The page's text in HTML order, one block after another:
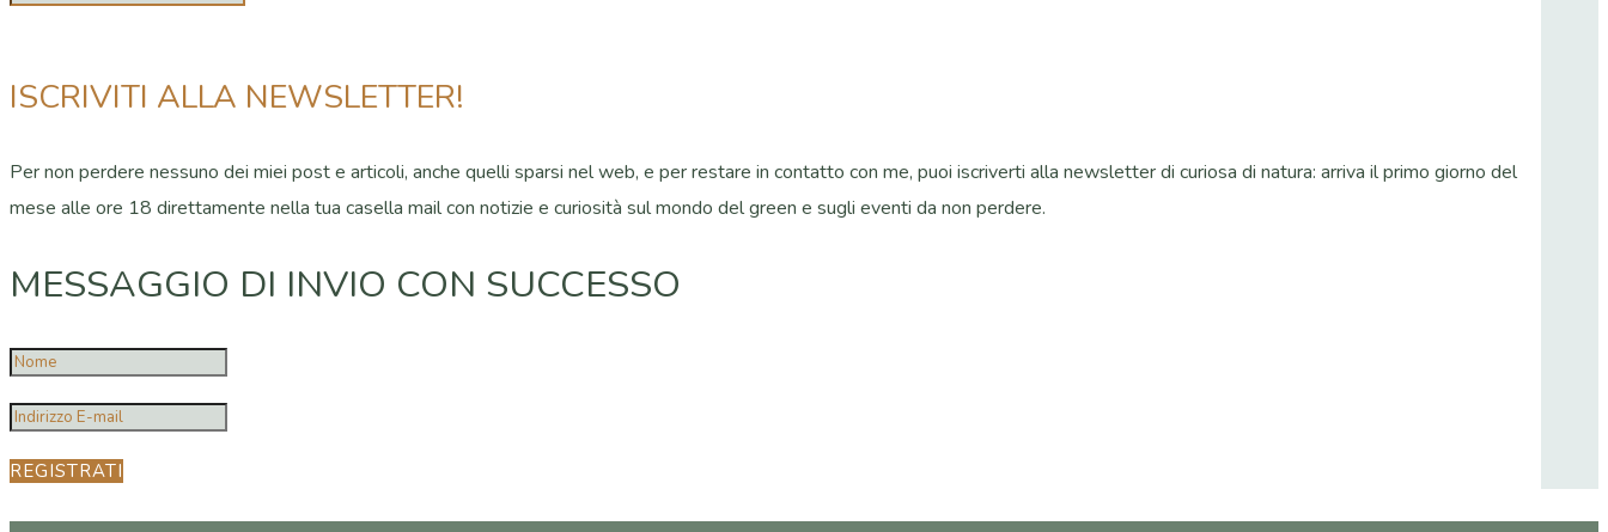
ISCRIVITI ALLA NEWSLETTER!
Per non perdere nessuno dei miei post e articoli, anche quelli sparsi nel web, e per restare in contatto con me, puoi iscriverti alla newsletter di curiosa di natura: arriva il primo giorno del
mese alle ore 18 direttamente nella tua casella mail con notizie e curiosità sul mondo del green e sugli eventi da non perdere.
MESSAGGIO DI INVIO CON SUCCESSO
REGISTRATI